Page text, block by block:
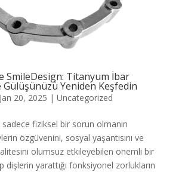
SmileDesign: Titanyum İbar
Yeniden Keşfedin
Jan 20, 2025 | Uncategorized
fiziksel bir sorun olmanın
özgüvenini, sosyal yaşantısını ve
olumsuz etkileyebilen önemli bir
dişlerin yarattığı fonksiyonel zorlukların